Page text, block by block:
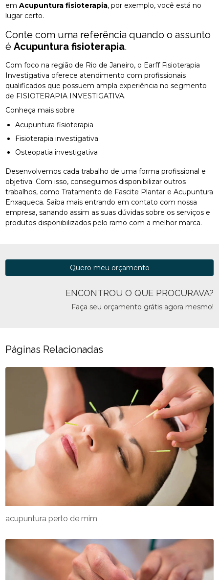
emAcupuntura fisioterapia, por exemplo, você está no
lugar certo.
Conte com uma referência quando o assunto
éAcupuntura fisioterapia.
Com foco na região de Rio de Janeiro, o Earff Fisioterapia
Investigativa oferece atendimento com profissionais
qualificados que possuem ampla experiência no segmento
de FISIOTERAPIA INVESTIGATIVA.
Conheça mais sobre
Acupuntura fisioterapia
Fisioterapia investigativa
Osteopatia investigativa
Desenvolvemos cada trabalho de uma forma profissional e
objetiva. Com isso, conseguimos disponibilizar outros
trabalhos, como Tratamento de Fascite Plantar e Acupuntura
Enxaqueca. Saiba mais entrando em contato com nossa
empresa, sanando assim as suas dúvidas sobre os serviços e
produtos disponibilizados pelo ramo com a melhor marca.
ENCONTROU O QUE PROCURAVA?
Faça seu orçamento grátis agora mesmo!
Quero meu orçamento
Páginas Relacionadas
acupuntura perto de mim